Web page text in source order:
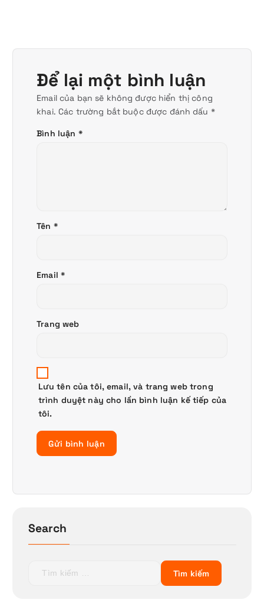
Để lại một bình luận
Email của bạn sẽ không được hiển thị công
khai. Các trường bắt buộc được đánh dấu *
Bình luận *
Tên *
Email *
Trang web
Lưu tên của tôi, email, và trang web trong
trình duyệt này cho lần bình luận kế tiếp của
tôi.
Search